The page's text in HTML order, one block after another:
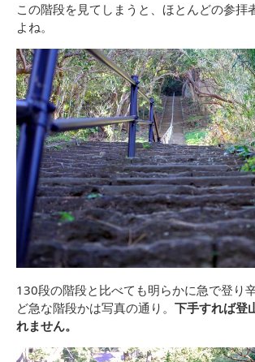
この階段を見てしまうと、ほとんどの参拝
よね。
130段の階段と比べても明らかに急で登り
ど急な階段かは写真の通り。 下手すれば登
れません。